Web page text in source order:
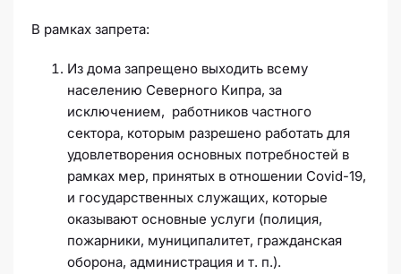
В рамках запрета:
Из дома запрещено выходить всему
населению Северного Кипра, за
исключением, работников частного
сектора, которым разрешено работать для
удовлетворения основных потребностей в
рамках мер, принятых в отношении Covid-19,
и государственных служащих, которые
оказывают основные услуги (полиция,
пожарники, муниципалитет, гражданская
оборона, администрация и т. п.).